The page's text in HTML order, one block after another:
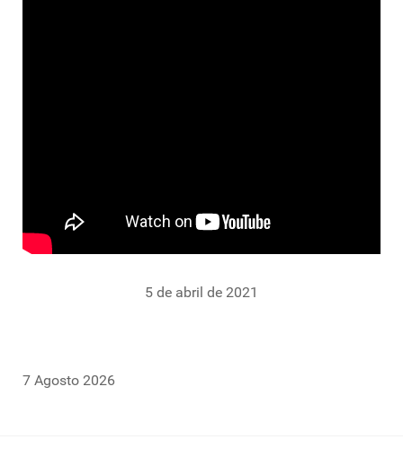
5 de abril de 2021
7 Agosto 2026